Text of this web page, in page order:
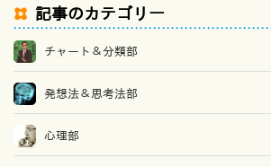
記事のカテゴリー
チャート＆分類部
発想法＆思考法部
心理部